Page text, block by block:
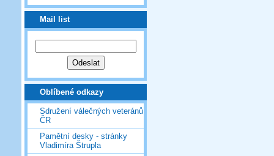
Mail list
Oblíbené odkazy
Sdružení válečných veteránů
ČR
Pamětní desky - stránky
Vladimíra Štrupla